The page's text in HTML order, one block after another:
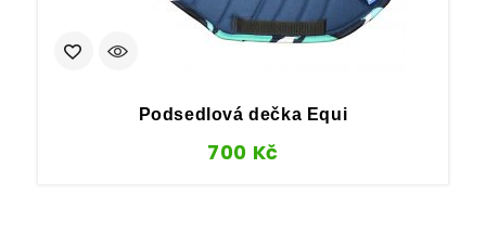
Podsedlová dečka Equi
700 Kč